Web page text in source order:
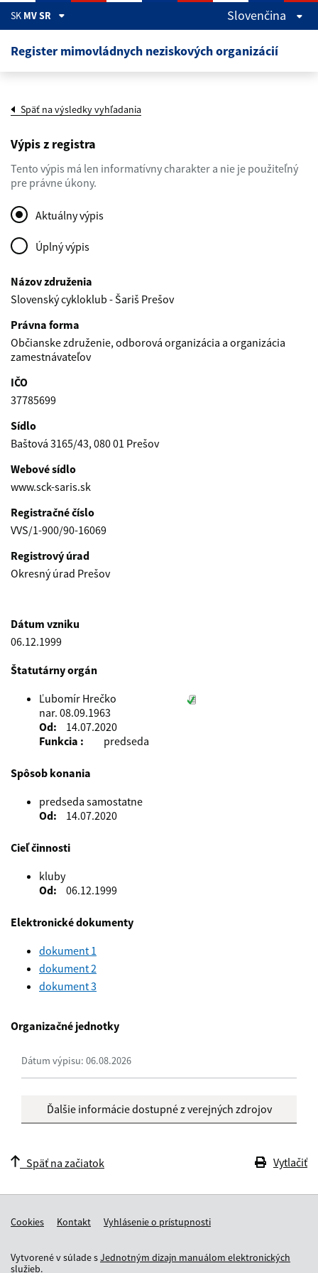
Preskočiť na hlavný obsah
SK MV SR Slovenčina
Register mimovládnych neziskových organizácií
Späť na výsledky vyhľadania
Výpis z registra
Tento výpis má len informatívny charakter a nie je použiteľný
pre právne úkony.
Aktuálny výpis
Úplný výpis
Názov združenia
Slovenský cykloklub - Šariš Prešov
Právna forma
Občianske združenie, odborová organizácia a organizácia
zamestnávateľov
IČO
37785699
Sídlo
Baštová 3165/43, 080 01 Prešov
Webové sídlo
www.sck-saris.sk
Registračné číslo
VVS/1-900/90-16069
Registrový úrad
Okresný úrad Prešov
Dátum vzniku
06.12.1999
Štatutárny orgán
Ľubomír Hrečko
nar. 08.09.1963
Od
14.07.2020
Funkcia
predseda
Spôsob konania
predseda samostatne
Od
14.07.2020
Cieľ činnosti
kluby
Od
06.12.1999
Elektronické dokumenty
dokument 1
dokument 2
dokument 3
Organizačné jednotky
Dátum výpisu: 06.08.2026
Ďalšie informácie dostupné z verejných zdrojov
Späť na začiatok Vytlačiť
Cookies Kontakt Vyhlásenie o prístupnosti
Vytvorené v súlade sJednotným dizajn manuálom elektronických
služieb.